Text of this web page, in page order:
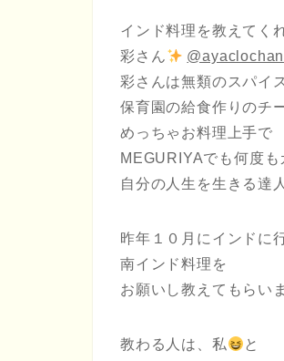
インド料理を教えてく
彩さん
@ayaclochan
彩さんは無類のスパイ
保育園の給食作りのチ
めっちゃお料理上手で
MEGURIYAでも何度
自分の人生を生きる達人
昨年１０月にインドに
南インド料理を
お願いし教えてもらい
教わる人は、私
と